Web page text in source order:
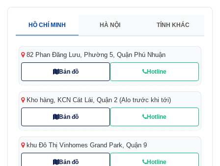
HỒ CHÍ MINH HÀ NỘI TỈNH KHÁC
82 Phan Đăng Lưu, Phường 5, Quận Phú Nhuận
Bản đồ Hotline
Kho hàng, KCN Cát Lái, Quận 2 (Alo trước khi tới)
Bản đồ Hotline
khu Đô Thị Vinhomes Grand Park, Quận 9
Bản đồ Hotline